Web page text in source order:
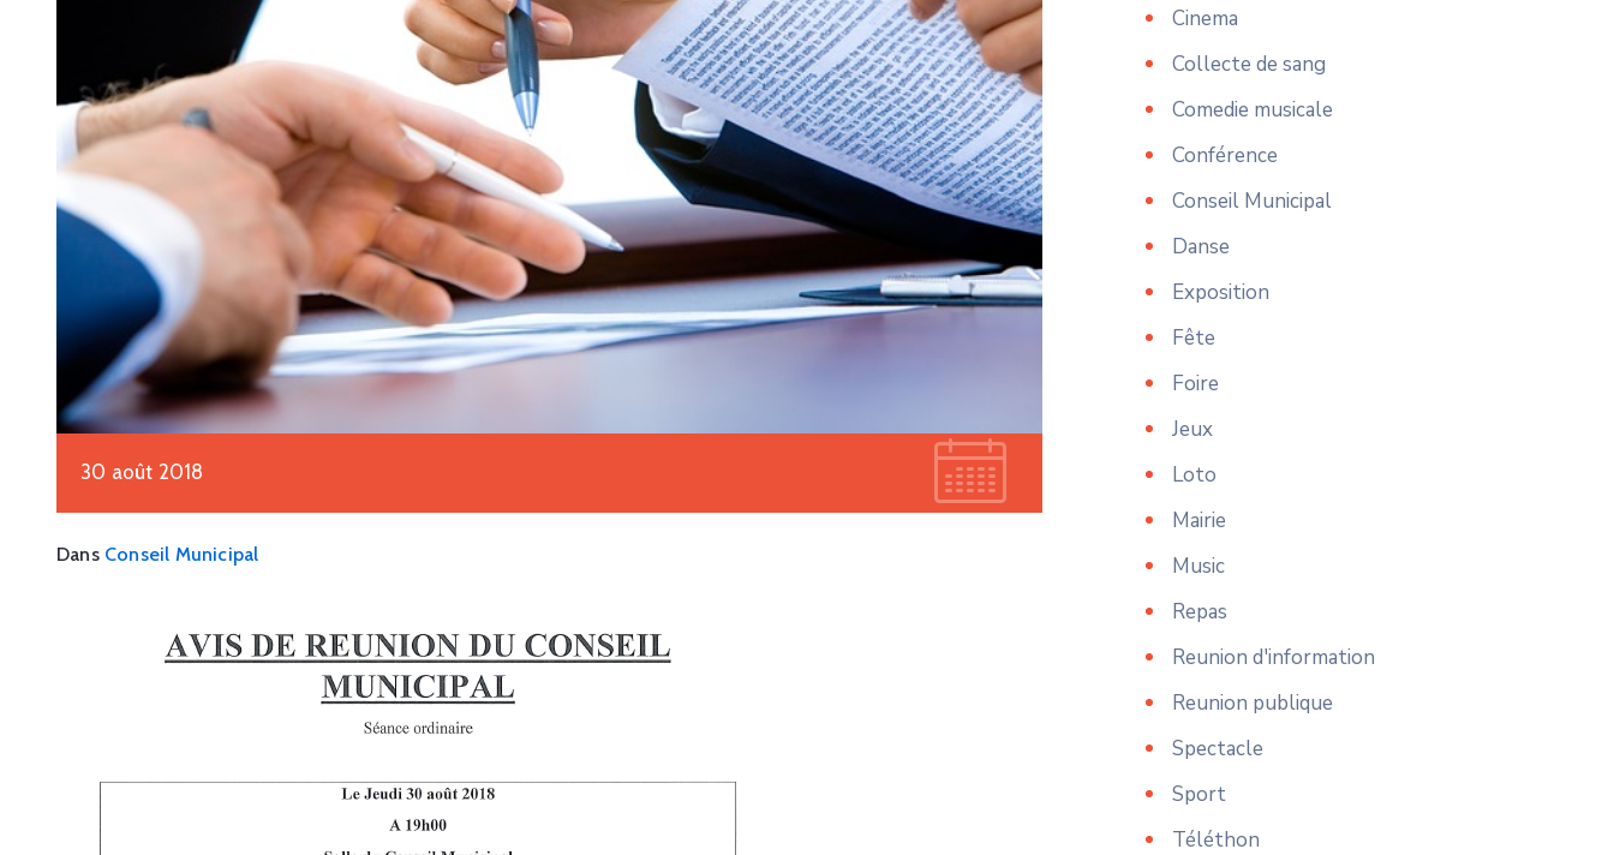
30 août 2018
Dans Conseil Municipal
Cinema
Collecte de sang
Comedie musicale
Conférence
Conseil Municipal
Danse
Exposition
Fête
Foire
Jeux
Loto
Mairie
Music
Repas
Reunion d'information
Reunion publique
Spectacle
Sport
Téléthon